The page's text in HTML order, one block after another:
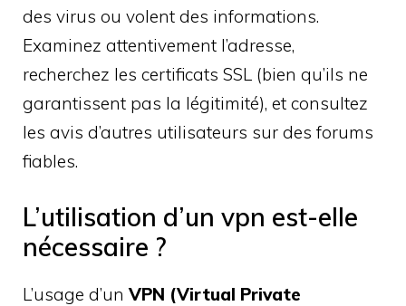
des virus ou volent des informations.
Examinez attentivement l’adresse,
recherchez les certificats SSL (bien qu’ils ne
garantissent pas la légitimité), et consultez
les avis d’autres utilisateurs sur des forums
fiables.
L’utilisation d’un vpn est-elle
nécessaire ?
L’usage d’unVPN (Virtual Private